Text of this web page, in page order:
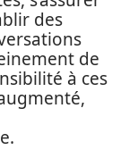
des
de
à ces